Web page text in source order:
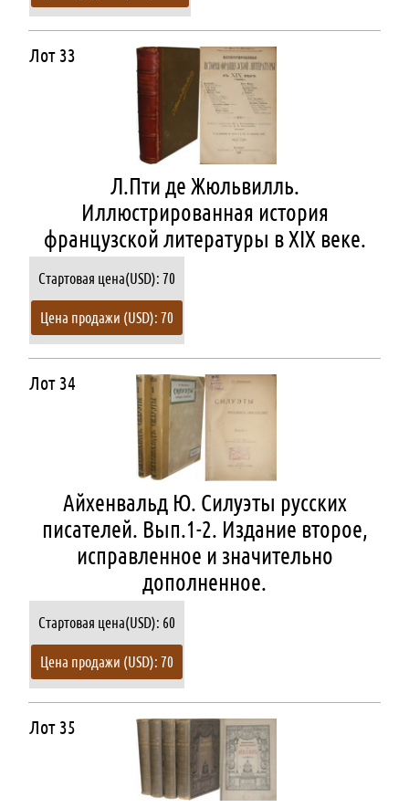
Лот 33
Л.Пти де Жюльвилль.
Иллюстрированная история
французской литературы в XIX веке.
Стартовая цена(USD): 70
Цена продажи (USD): 70
Лот 34
Айхенвальд Ю. Силуэты русских
писателей. Вып.1-2. Издание второе,
исправленное и значительно
дополненное.
Стартовая цена(USD): 60
Цена продажи (USD): 70
Лот 35